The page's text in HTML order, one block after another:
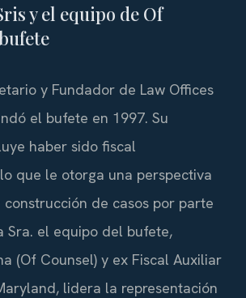
y el equipo de Of
y Fundador de Law Offices
el bufete en 1997. Su
haber sido fiscal
que le otorga una perspectiva
de casos por parte
Sra. el equipo del bufete,
(Of Counsel) y ex Fiscal Auxiliar
lidera la representación